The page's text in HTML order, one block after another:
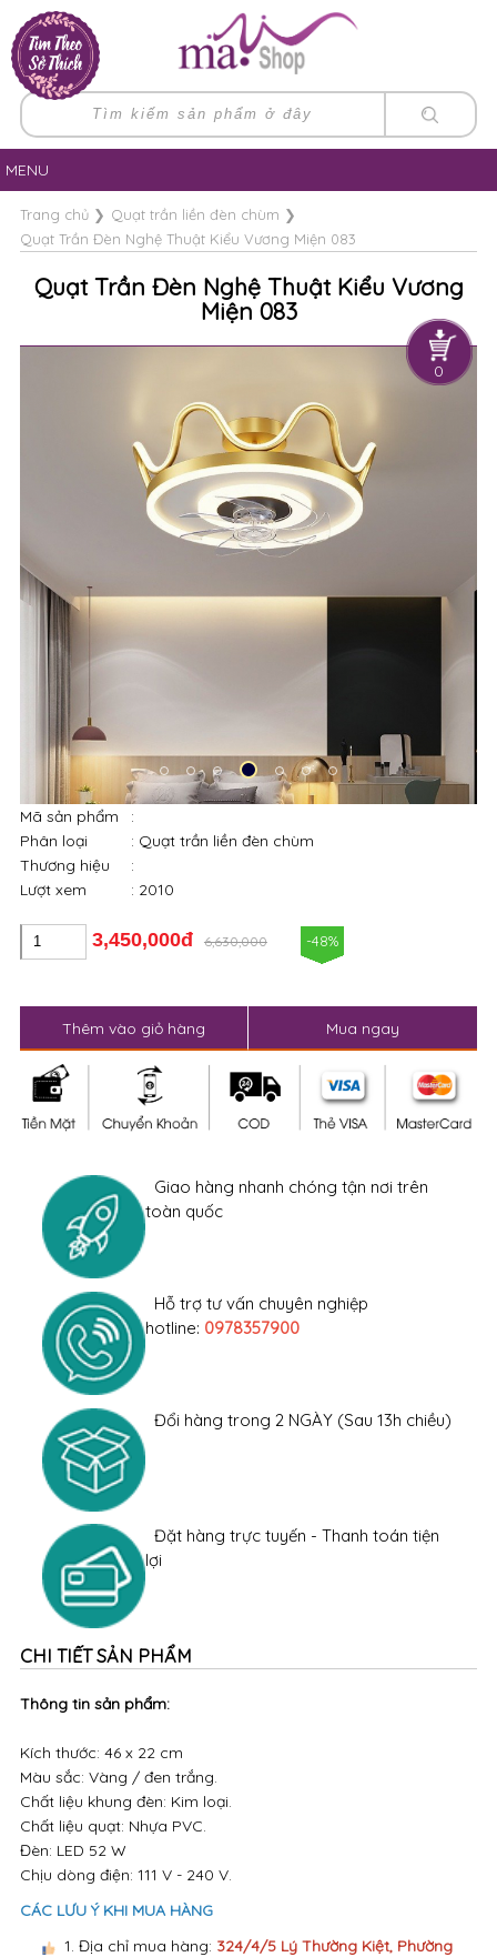
0
MENU
Trang chủ❯ Quạt trần liền đèn chùm ❯
Quạt Trần Đèn Nghệ Thuật Kiểu Vương Miện 083
Quạt Trần Đèn Nghệ Thuật Kiểu Vương
Miện 083
Mã sản phẩm
:
Phân loại
: Quạt trần liền đèn chùm
Thương hiệu
:
Lượt xem
: 2010
3,450,000đ 6,630,000 -48%
Thêm vào giỏ hàng Mua ngay
Giao hàng nhanh chóng tận nơi trên
toàn quốc
Hỗ trợ tư vấn chuyên nghiệp
hotline: 0978357900
Đổi hàng trong 2 NGÀY (Sau 13h chiều)
Đặt hàng trực tuyến - Thanh toán tiện
lợi
CHI TIẾT SẢN PHẨM
Thông tin sản phẩm:
Kích thước: 46 x 22 cm
Màu sắc: Vàng / đen trắng.
Chất liệu khung đèn: Kim loại.
Chất liệu quạt: Nhựa PVC.
Đèn: LED 52 W
Chịu dòng điện: 111 V - 240 V.
CÁC LƯU Ý KHI MUA HÀNG
1. Địa chỉ mua hàng: 324/4/5 Lý Thường Kiệt, Phường